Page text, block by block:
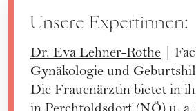
Unsere Expertinnen:
Dr. Eva Lehner-Rothe |
Gynäkologie und
Die Frauenärztin bietet in